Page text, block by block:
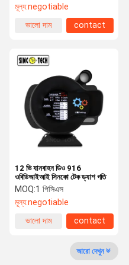
মূল্য:negotiable
ভালো দাম
contact
12 ভি যানবাহন ডিও 916
ওবিডিআইআই সিনকো টেক ড্যাশ গতি
MOQ:1 পিসিএস
মূল্য:negotiable
ভালো দাম
contact
আরো দেখুন